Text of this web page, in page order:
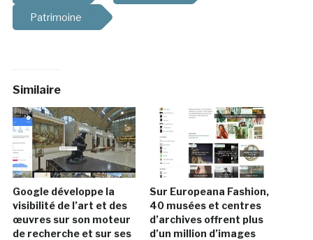
Patrimoine
Similaire
Google développe la
visibilité de l’art et des
œuvres sur son moteur
de recherche et sur ses
Sur Europeana Fashion,
40 musées et centres
d’archives offrent plus
d’un million d’images